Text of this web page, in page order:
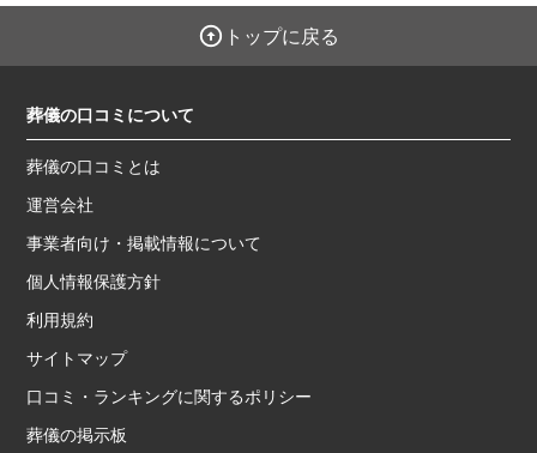
トップに戻る
葬儀の口コミについて
葬儀の口コミとは
運営会社
事業者向け・掲載情報について
個人情報保護方針
利用規約
サイトマップ
口コミ・ランキングに関するポリシー
葬儀の掲示板